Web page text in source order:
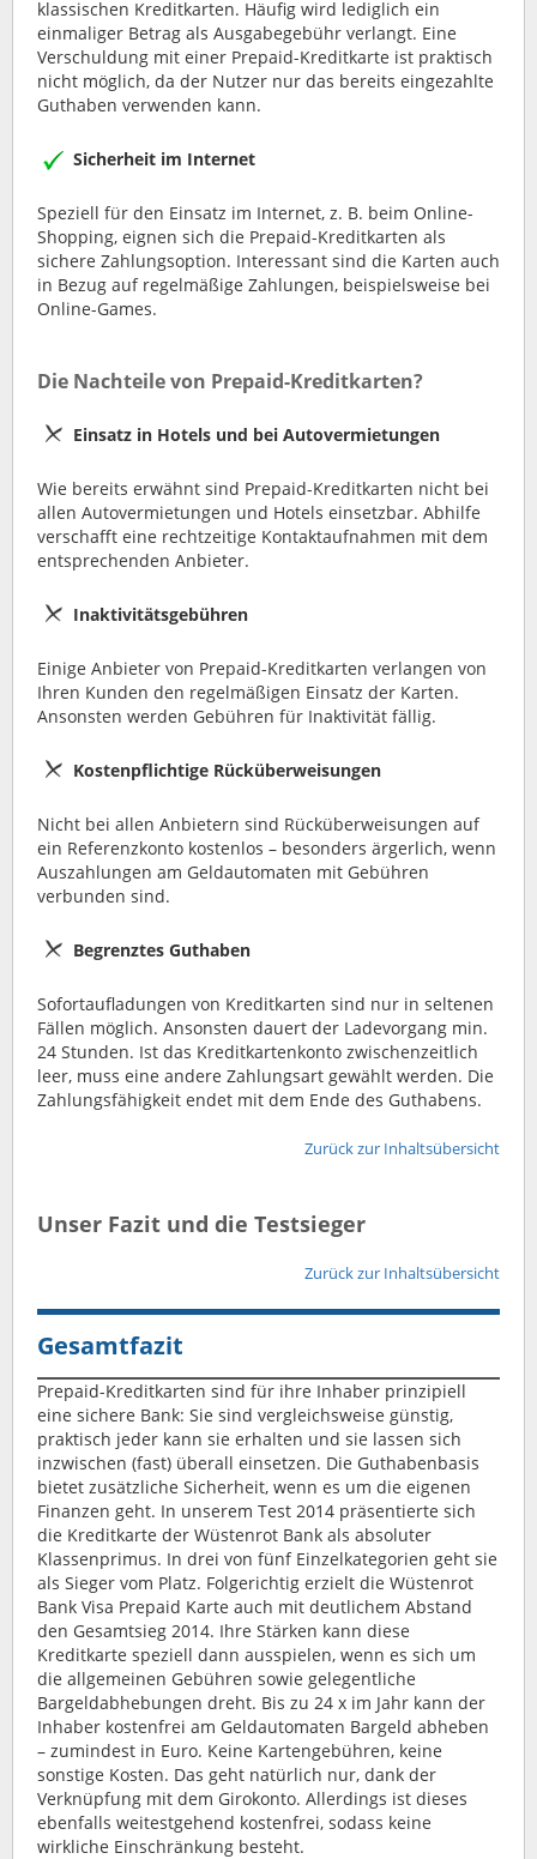
klassischen Kreditkarten. Häufig wird lediglich ein
einmaliger Betrag als Ausgabegebühr verlangt. Eine
Verschuldung mit einer Prepaid-Kreditkarte ist praktisch
nicht möglich, da der Nutzer nur das bereits eingezahlte
Guthaben verwenden kann.
Sicherheit im Internet
Speziell für den Einsatz im Internet, z. B. beim Online-
Shopping, eignen sich die Prepaid-Kreditkarten als
sichere Zahlungsoption. Interessant sind die Karten auch
in Bezug auf regelmäßige Zahlungen, beispielsweise bei
Online-Games.
Die Nachteile von Prepaid-Kreditkarten?
Einsatz in Hotels und bei Autovermietungen
Wie bereits erwähnt sind Prepaid-Kreditkarten nicht bei
allen Autovermietungen und Hotels einsetzbar. Abhilfe
verschafft eine rechtzeitige Kontaktaufnahmen mit dem
entsprechenden Anbieter.
Inaktivitätsgebühren
Einige Anbieter von Prepaid-Kreditkarten verlangen von
Ihren Kunden den regelmäßigen Einsatz der Karten.
Ansonsten werden Gebühren für Inaktivität fällig.
Kostenpflichtige Rücküberweisungen
Nicht bei allen Anbietern sind Rücküberweisungen auf
ein Referenzkonto kostenlos – besonders ärgerlich, wenn
Auszahlungen am Geldautomaten mit Gebühren
verbunden sind.
Begrenztes Guthaben
Sofortaufladungen von Kreditkarten sind nur in seltenen
Fällen möglich. Ansonsten dauert der Ladevorgang min.
24 Stunden. Ist das Kreditkartenkonto zwischenzeitlich
leer, muss eine andere Zahlungsart gewählt werden. Die
Zahlungsfähigkeit endet mit dem Ende des Guthabens.
Zurück zur Inhaltsübersicht
Unser Fazit und die Testsieger
Zurück zur Inhaltsübersicht
Gesamtfazit
Prepaid-Kreditkarten sind für ihre Inhaber prinzipiell
eine sichere Bank: Sie sind vergleichsweise günstig,
praktisch jeder kann sie erhalten und sie lassen sich
inzwischen (fast) überall einsetzen. Die Guthabenbasis
bietet zusätzliche Sicherheit, wenn es um die eigenen
Finanzen geht. In unserem Test 2014 präsentierte sich
die Kreditkarte der Wüstenrot Bank als absoluter
Klassenprimus. In drei von fünf Einzelkategorien geht sie
als Sieger vom Platz. Folgerichtig erzielt die Wüstenrot
Bank Visa Prepaid Karte auch mit deutlichem Abstand
den Gesamtsieg 2014. Ihre Stärken kann diese
Kreditkarte speziell dann ausspielen, wenn es sich um
die allgemeinen Gebühren sowie gelegentliche
Bargeldabhebungen dreht. Bis zu 24 x im Jahr kann der
Inhaber kostenfrei am Geldautomaten Bargeld abheben
– zumindest in Euro. Keine Kartengebühren, keine
sonstige Kosten. Das geht natürlich nur, dank der
Verknüpfung mit dem Girokonto. Allerdings ist dieses
ebenfalls weitestgehend kostenfrei, sodass keine
wirkliche Einschränkung besteht.